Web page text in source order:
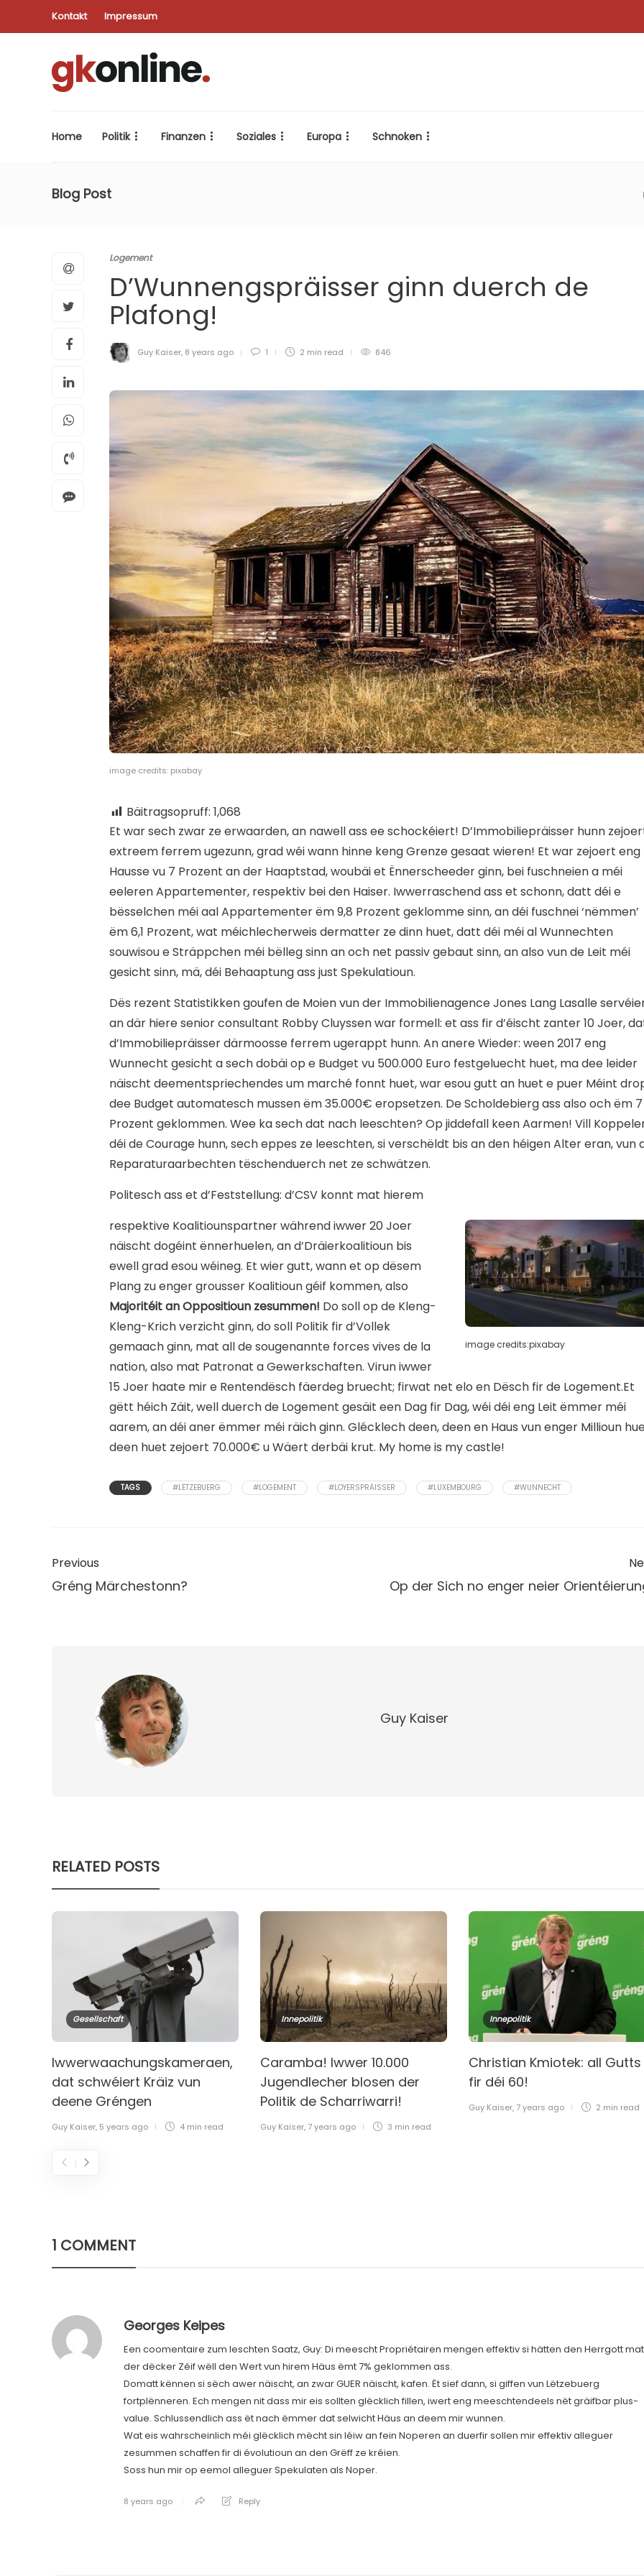
Kontakt Impressum
Home Politik Finanzen Soziales Europa Schnoken
Blog Post
Logement
D’Wunnengspräisser ginn duerch de
Plafong!
Guy Kaiser, 8 years ago 1 2 min read 846
image credits: pixabay
Bäitragsopruff: 1,068
Et war sech zwar ze erwaarden, an nawell ass ee schockéiert! D’Immobiliepräisser hunn
extreem ferrem ugezunn, grad wéi wann hinne keng Grenze gesaat wieren! Et war zejoert eng
Hausse vu 7 Prozent an der Haaptstad, woubäi et Ënnerscheeder ginn, bei fuschneien a méi
eeleren Appartementer, respektiv bei den Haiser. Iwwerraschend ass et schonn, datt déi e
bësselchen méi aal Appartementer ëm 9,8 Prozent geklomme sinn, an déi fuschnei ‘nëmmen’
ëm 6,1 Prozent, wat méichlecherweis dermatter ze dinn huet, datt déi méi al Wunnechten
souwisou e Sträppchen méi bëlleg sinn an och net passiv gebaut sinn, an also vun de Leit méi
gesicht sinn, mä, déi Behaaptung ass just Spekulatioun.
Dës rezent Statistikken goufen de Moien vun der Immobilienagence Jones Lang Lasalle
an där hiere senior consultant Robby Cluyssen war formell: et ass fir d’éischt zanter 10 Joer,
d’Immobiliepräisser därmoosse ferrem ugerappt hunn. An anere Wieder: ween 2017 eng
Wunnecht gesicht a sech dobäi op e Budget vu 500.000 Euro festgeluecht huet, ma dee leider
näischt deementspriechendes um marché fonnt huet, war esou gutt an huet e puer Méint
dee Budget automatesch mussen ëm 35.000€ eropsetzen. De Scholdebierg ass also och ëm 7
Prozent geklommen. Wee ka sech dat nach leeschten? Op jiddefall keen Aarmen! Vill
déi de Courage hunn, sech eppes ze leeschten, si verschëldt bis an den héigen Alter eran, vun
Reparaturaarbechten tëschenduerch net ze schwätzen.
Politesch ass et d’Feststellung: d’CSV konnt mat hierem
image credits:pixabay
respektive Koalitiounspartner während iwwer 20 Joer
näischt dogéint ënnerhuelen, an d’Dräierkoalitioun bis
ewell grad esou wéineg. Et wier gutt, wann et op dësem
Plang zu enger grousser Koalitioun géif kommen, also
Majoritéit an Oppositioun zesummen! Do soll op de Kleng-
Kleng-Krich verzicht ginn, do soll Politik fir d’Vollek
gemaach ginn, mat all de sougenannte forces vives de la
nation, also mat Patronat a Gewerkschaften. Virun iwwer
15 Joer haate mir e Rentendësch fäerdeg bruecht; firwat net elo en Dësch fir de Logement.Et
gëtt héich Zäit, well duerch de Logement gesäit een Dag fir Dag, wéi déi eng Leit ëmmer méi
aarem, an déi aner ëmmer méi räich ginn. Glécklech deen, deen en Haus vun enger Millioun
deen huet zejoert 70.000€ u Wäert derbäi krut. My home is my castle!
TAGS #LËTZEBUERG #LOGEMENT #LOYERSPRÄISSER #LUXEMBOURG #WUNNECHT
Previous
Gréng Märchestonn? Op der Sich no enger neier
Guy Kaiser
RELATED POSTS
Gesellschaft
Iwwerwaachungskameraen,
dat schwéiert Kräiz vun
deene Gréngen
Guy Kaiser, 5 years ago 4 min read
Innepolitik
Caramba! Iwwer 10.000
Jugendlecher blosen der
Politik de Scharriwarri!
Guy Kaiser, 7 years ago 3 min read
Innepolitik
Christian Kmiotek: all Gutts
fir déi 60!
Guy Kaiser, 7 years ago 2 min read
1 COMMENT
Georges Keipes
Een coomentaire zum leschten Saatz, Guy: Di meescht Propriétairen mengen effektiv si hätten den Herrgott
der dëcker Zéif wëll den Wert vun hirem Häus ëmt 7% geklommen ass.
Domatt kënnen si sëch awer näischt, an zwar GUER näischt, kafen. Ët sief dann, si giffen vun Lëtzebuerg
fortplënneren. Ech mengen nit dass mir eis sollten glëcklich fillen, iwert eng meeschtendeels nët gräifbar plus-
value. Schlussendlich ass ët nach ëmmer dat selwicht Häus an deem mir wunnen.
Wat eis wahrscheinlich méi glëcklich mëcht sin léiw an fein Noperen an duerfir sollen mir effektiv alleguer
zesummen schaffen fir di évolutioun an den Grëff ze kréien.
Soss hun mir op eemol alleguer Spekulaten als Noper.
8 years ago Reply